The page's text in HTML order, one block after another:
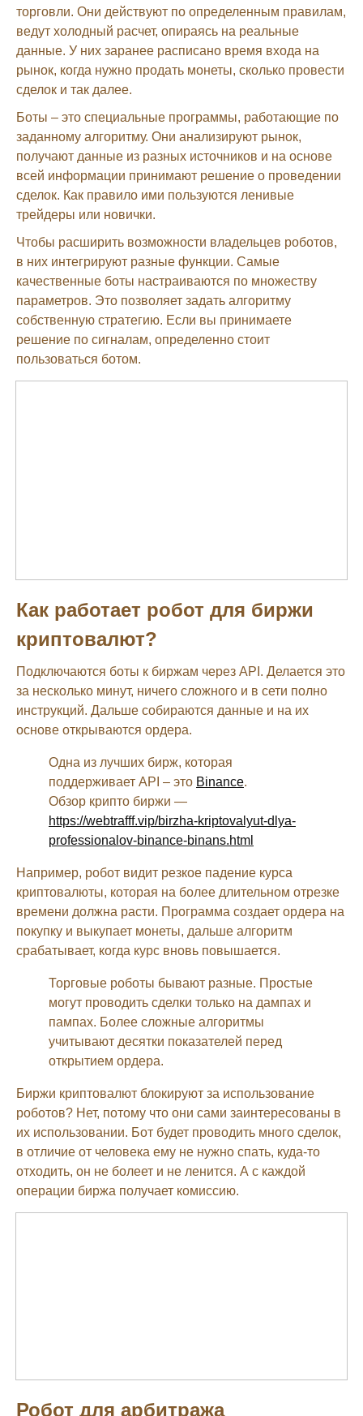
торговли. Они действуют по определенным правилам,
ведут холодный расчет, опираясь на реальные
данные. У них заранее расписано время входа на
рынок, когда нужно продать монеты, сколько провести
сделок и так далее.
Боты – это специальные программы, работающие по
заданному алгоритму. Они анализируют рынок,
получают данные из разных источников и на основе
всей информации принимают решение о проведении
сделок. Как правило ими пользуются ленивые
трейдеры или новички.
Чтобы расширить возможности владельцев роботов,
в них интегрируют разные функции. Самые
качественные боты настраиваются по множеству
параметров. Это позволяет задать алгоритму
собственную стратегию. Если вы принимаете
решение по сигналам, определенно стоит
пользоваться ботом.
Как работает робот для биржи
криптовалют?
Подключаются боты к биржам через API. Делается это
за несколько минут, ничего сложного и в сети полно
инструкций. Дальше собираются данные и на их
основе открываются ордера.
Одна из лучших бирж, которая
поддерживает API – это Binance.
Обзор крипто биржи —
https://webtrafff.vip/birzha-kriptovalyut-dlya-
professionalov-binance-binans.html
Например, робот видит резкое падение курса
криптовалюты, которая на более длительном отрезке
времени должна расти. Программа создает ордера на
покупку и выкупает монеты, дальше алгоритм
срабатывает, когда курс вновь повышается.
Торговые роботы бывают разные. Простые
могут проводить сделки только на дампах и
пампах. Более сложные алгоритмы
учитывают десятки показателей перед
открытием ордера.
Биржи криптовалют блокируют за использование
роботов? Нет, потому что они сами заинтересованы в
их использовании. Бот будет проводить много сделок,
в отличие от человека ему не нужно спать, куда-то
отходить, он не болеет и не ленится. А с каждой
операции биржа получает комиссию.
Робот для арбитража